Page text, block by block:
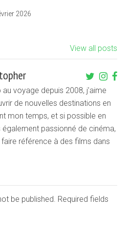
2026
View all posts
voyage depuis 2008, j'aime
de nouvelles destinations en
mon temps, et si possible en
passionné de cinéma,
référence à des films dans
be published. Required fields